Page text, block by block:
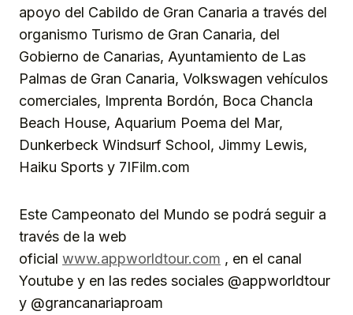
apoyo del Cabildo de Gran Canaria a través del
organismo Turismo de Gran Canaria, del
Gobierno de Canarias, Ayuntamiento de Las
Palmas de Gran Canaria, Volkswagen vehículos
comerciales, Imprenta Bordón, Boca Chancla
Beach House, Aquarium Poema del Mar,
Dunkerbeck Windsurf School, Jimmy Lewis,
Haiku Sports y 7IFilm.com
Este Campeonato del Mundo se podrá seguir a
través de la web
oficial www.appworldtour.com , en el canal
Youtube y en las redes sociales @appworldtour
y @grancanariaproam